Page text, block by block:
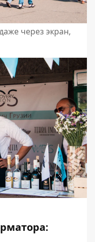
через экран,